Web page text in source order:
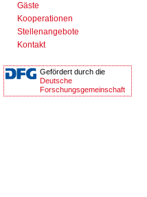
Gäste
Kooperationen
Stellenangebote
Kontakt
Gefördert durch die
Deutsche
Forschungsgemeinschaft